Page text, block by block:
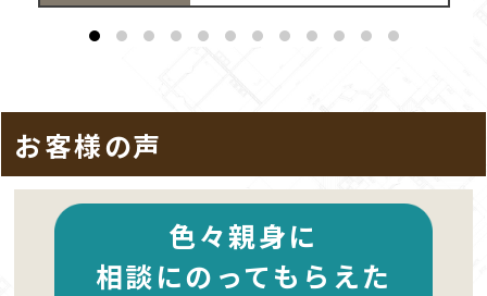
お客様の声
色々親身に
相談にのってもらえた